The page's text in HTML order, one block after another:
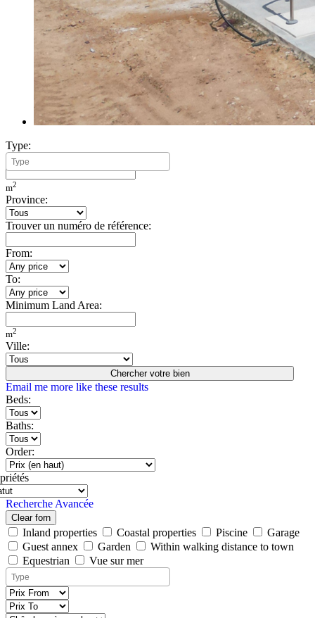
Type:
Minimum Build Area:
m2
Province:
Trouver un numéro de référence:
From:
To:
Minimum Land Area:
m2
Ville:
Chercher votre bien
Email me more like these results
Beds:
Baths:
Order:
Recherche Avancée
Clear forn
Inland properties Coastal properties Piscine
Garage
Guest annex
Garden
Within walking distance to town
Equestrian
Vue sur mer